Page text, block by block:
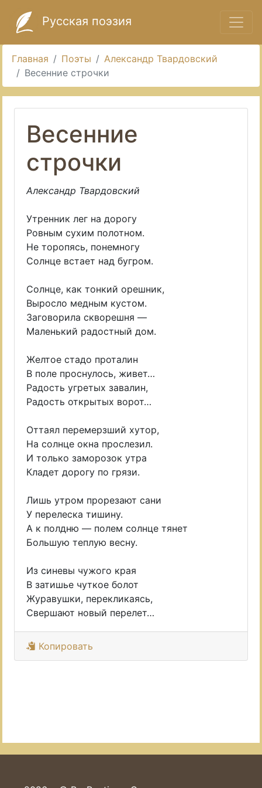
Русская поэзия
Главная Поэты
Александр Твардовский
Весенние строчки
Весенние
строчки
Александр Твардовский
Утренник лег на дорогу
Ровным сухим полотном.
Не торопясь, понемногу
Солнце встает над бугром.
Солнце, как тонкий орешник,
Выросло медным кустом.
Заговорила скворешня —
Маленький радостный дом.
Желтое стадо проталин
В поле проснулось, живет…
Радость угретых завалин,
Радость открытых ворот…
Оттаял перемерзший хутор,
На солнце окна прослезил.
И только заморозок утра
Кладет дорогу по грязи.
Лишь утром прорезают сани
У перелеска тишину.
А к полдню — полем солнце тянет
Большую теплую весну.
Из синевы чужого края
В затишье чуткое болот
Журавушки, перекликаясь,
Свершают новый перелет…
Копировать